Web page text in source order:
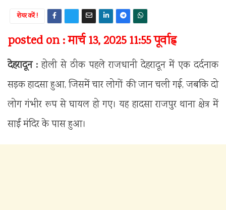
शेयर करें !
posted on : मार्च 13, 2025 11:55 पूर्वाह्न
देहरादून : होली से ठीक पहले राजधानी देहरादून में एक दर्दनाक
सड़क हादसा हुआ, जिसमें चार लोगों की जान चली गई, जबकि दो
लोग गंभीर रूप से घायल हो गए। यह हादसा राजपुर थाना क्षेत्र में
साईं मंदिर के पास हुआ।